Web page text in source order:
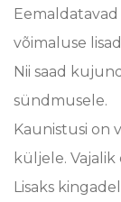
võimaluse
Nii saad
sündmusele.
Kaunistusi on
küljele.
Lisaks